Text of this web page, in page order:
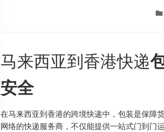
马来西亚到香港快递
安全
在马来西亚到香港的跨境快递中，包装是保障
网络的快递服务商，不仅能提供一站式门到门